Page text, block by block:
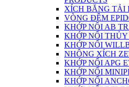
XÍCH BĂNG TẢI
VÒNG ĐỆM
KHỚP NỐI AB
KHỚP NỐI THỦY
KHỚP NỐI
NHÔNG XÍCH
KHỚP NỐI APG
KHỚP NỐI
KHỚP NỐI